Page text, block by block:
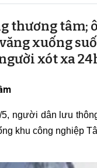
thương tâm;
xuống
xót xa
người dân lưu
khu công nghiệp